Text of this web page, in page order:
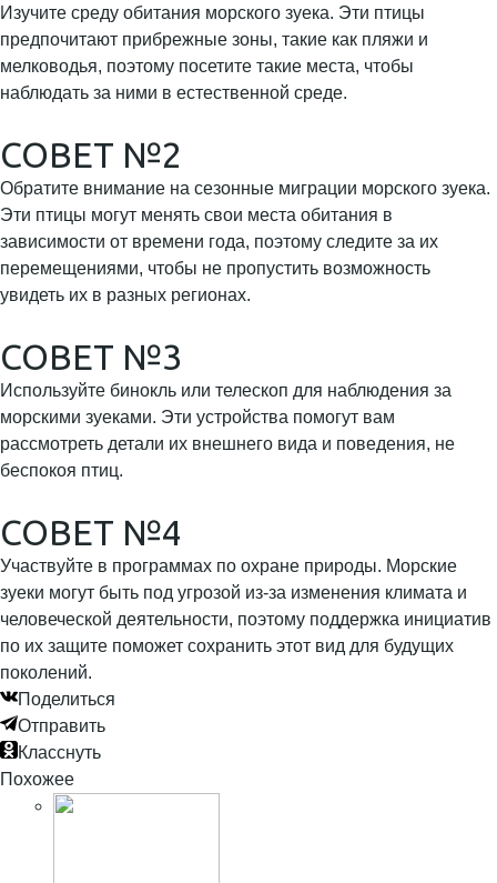
Изучите среду обитания морского зуека. Эти птицы
предпочитают прибрежные зоны, такие как пляжи и
мелководья, поэтому посетите такие места, чтобы
наблюдать за ними в естественной среде.
СОВЕТ №2
Обратите внимание на сезонные миграции морского зуека.
Эти птицы могут менять свои места обитания в
зависимости от времени года, поэтому следите за их
перемещениями, чтобы не пропустить возможность
увидеть их в разных регионах.
СОВЕТ №3
Используйте бинокль или телескоп для наблюдения за
морскими зуеками. Эти устройства помогут вам
рассмотреть детали их внешнего вида и поведения, не
беспокоя птиц.
СОВЕТ №4
Участвуйте в программах по охране природы. Морские
зуеки могут быть под угрозой из-за изменения климата и
человеческой деятельности, поэтому поддержка инициатив
по их защите поможет сохранить этот вид для будущих
поколений.
Поделиться
Отправить
Класснуть
Похожее